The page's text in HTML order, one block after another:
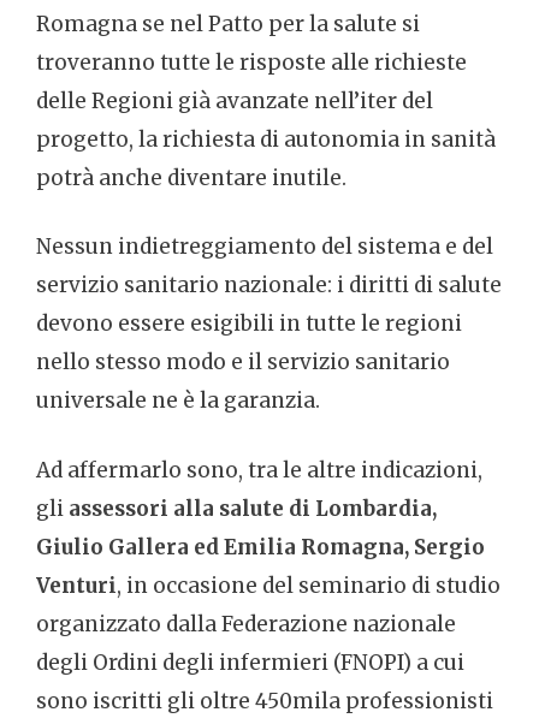
Romagna se nel Patto per la salute si
troveranno tutte le risposte alle richieste
delle Regioni già avanzate nell’iter del
progetto, la richiesta di autonomia in sanità
potrà anche diventare inutile.
Nessun indietreggiamento del sistema e del
servizio sanitario nazionale: i diritti di salute
devono essere esigibili in tutte le regioni
nello stesso modo e il servizio sanitario
universale ne è la garanzia.
Ad affermarlo sono, tra le altre indicazioni,
gli assessori alla salute di Lombardia,
Giulio Gallera ed Emilia Romagna, Sergio
Venturi, in occasione del seminario di studio
organizzato dalla Federazione nazionale
degli Ordini degli infermieri (FNOPI) a cui
sono iscritti gli oltre 450mila professionisti